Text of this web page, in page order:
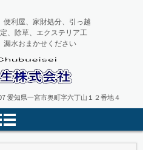
便利屋、家財処分、引っ越
、除草、エクステリア工
漏水おまかせください
愛知県一宮市奥町字六丁山１２番地４